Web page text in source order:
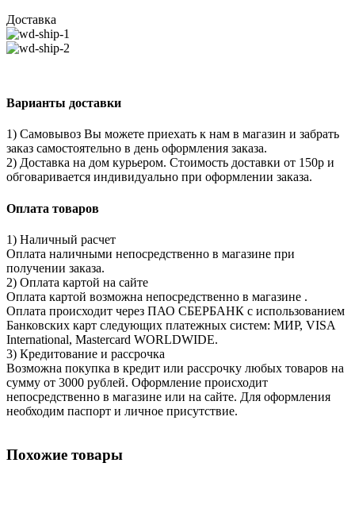
Доставка
Варианты доставки
1) Самовывоз Вы можете приехать к нам в магазин и забрать
заказ самостоятельно в день оформления заказа.
2) Доставка на дом курьером. Стоимость доставки от 150р и
обговаривается индивидуально при оформлении заказа.
Оплата товаров
1) Наличный расчет
Оплата наличными непосредственно в магазине при
получении заказа.
2) Оплата картой на сайте
Оплата картой возможна непосредственно в магазине .
Оплата происходит через ПАО СБЕРБАНК с использованием
Банковских карт следующих платежных систем: МИР, VISA
International, Mastercard WORLDWIDE.
3) Кредитование и рассрочка
Возможна покупка в кредит или рассрочку любых товаров на
сумму от 3000 рублей. Оформление происходит
непосредственно в магазине или на сайте. Для оформления
необходим паспорт и личное присутствие.
Похожие товары